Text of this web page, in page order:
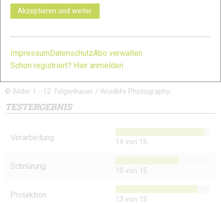
© Bilder 1 - 12: Felgenhauer / Woidlife Photography;
TESTERGEBNIS
Verarbeitung 14 von 15
Schnürung 10 von 15
Protektion 13 von 15
Akzeptieren und weiter
ImpressumDatenschutzAbo verwalten
Schon registriert? Hier anmelden